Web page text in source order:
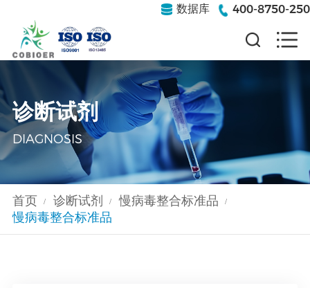
数据库 400-8750-250
诊断试剂
DIAGNOSIS
首页 / 诊断试剂 / 慢病毒整合标准品 /
慢病毒整合标准品